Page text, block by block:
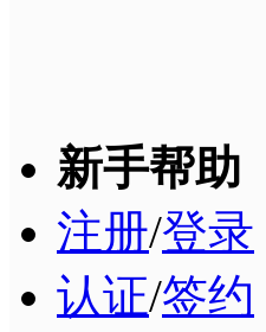
新手帮助
注册/登录
认证/签约